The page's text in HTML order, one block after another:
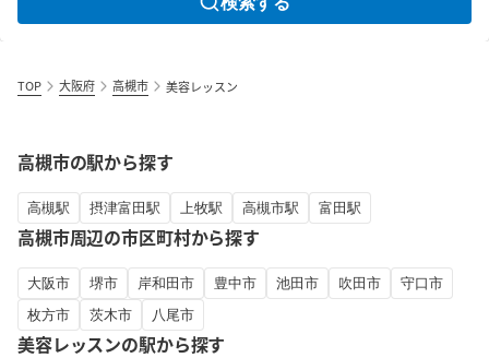
TOP 大阪府 高槻市 美容レッスン
高槻市の駅から探す
高槻駅 摂津富田駅 上牧駅 高槻市駅 富田駅
高槻市周辺の市区町村から探す
大阪市 堺市 岸和田市 豊中市 池田市 吹田市
守口市
枚方市
茨木市 八尾市
美容レッスンの駅から探す